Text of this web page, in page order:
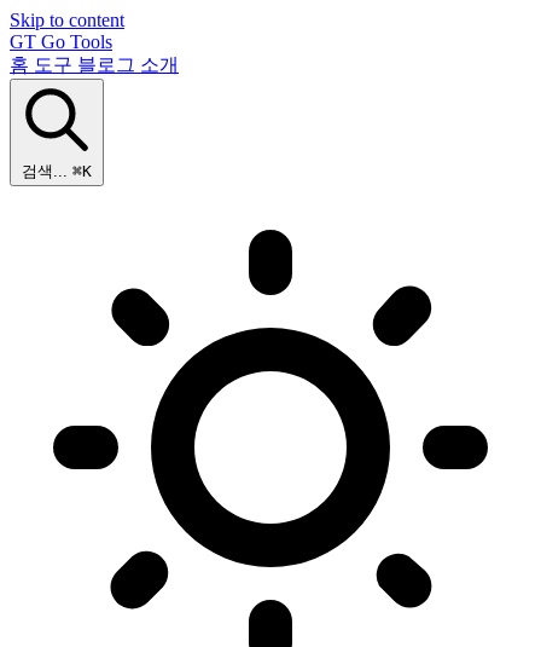
Skip to content
GT Go Tools
홈 도구 블로그 소개
검색... ⌘K